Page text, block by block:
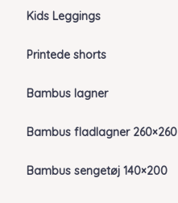
Kids Leggings
Printede shorts
Bambus lagner
Bambus fladlagner 260×260
Bambus sengetøj 140×200